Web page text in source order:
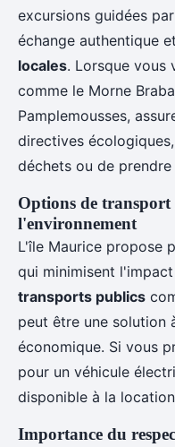
excursions guidées
échange authentique
locales. Lorsque vous
comme le Morne
Pamplemousses,
directives
déchets ou de
Options de transport
l'environnement
L'île Maurice propose
qui minimisent
transports publics
peut être une solution
économique. Si vous
pour un véhicule
disponible à la
Importance du